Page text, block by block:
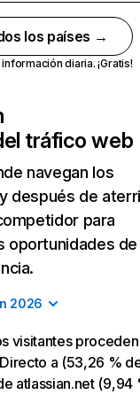
los países →
diaria. ¡Gratis!
tráfico web
navegan los
después de
para
oportunidades de
2026
visitantes proceden
a (53,26 %
atlassian.net (9,94